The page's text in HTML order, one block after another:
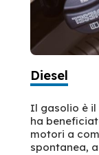
Diesel
Il gasolio è
ha
motori a
spontanea,